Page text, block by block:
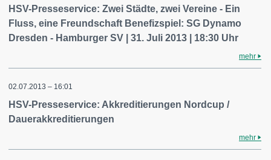
HSV-Presseservice: Zwei Städte, zwei Vereine - Ein
Fluss, eine Freundschaft Benefizspiel: SG Dynamo
Dresden - Hamburger SV | 31. Juli 2013 | 18:30 Uhr
mehr
02.07.2013 – 16:01
HSV-Presseservice: Akkreditierungen Nordcup /
Dauerakkreditierungen
mehr